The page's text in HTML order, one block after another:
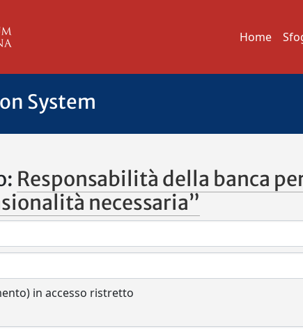
Home
System
Responsabilità della banca
necessaria”
in accesso ristretto